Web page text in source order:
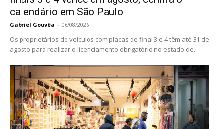
calendário em São Paulo
Gabriel Gouvêa - 06/08/2026
Os proprietários de veículos com placas de final 3 e 4 têm até 31 de
agosto para realizar o licenciamento obrigatório no estado de...